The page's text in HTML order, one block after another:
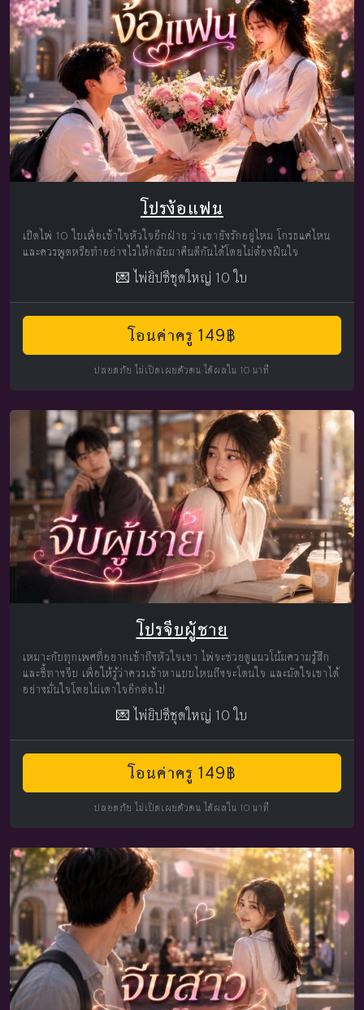
โปรง้อแฟน
เปิดไพ่ 10 ใบเพื่อเข้าใจหัวใจอีกฝ่าย ว่าเขายังรักอยู่ไหม โกรธแค่ไหน
และควรพูดหรือทำอย่างไรให้กลับมาคืนดีกันได้โดยไม่ต้องฝืนใจ
💌 ไพ่ยิปซีชุดใหญ่ 10 ใบ
โอนค่าครู 149฿
ปลอดภัย ไม่เปิดเผยตัวตน ได้ผลใน 10 นาที
โปรจีบผู้ชาย
เหมาะกับทุกเพศที่อยากเข้าถึงหัวใจเขา ไพ่จะช่วยดูแนวโน้มความรู้สึก
และชี้ทางจีบ เพื่อให้รู้ว่าควรเข้าหาแบบไหนถึงจะโดนใจ และมัดใจเขาได้
อย่างมั่นใจโดยไม่เดาใจอีกต่อไป
💌 ไพ่ยิปซีชุดใหญ่ 10 ใบ
โอนค่าครู 149฿
ปลอดภัย ไม่เปิดเผยตัวตน ได้ผลใน 10 นาที